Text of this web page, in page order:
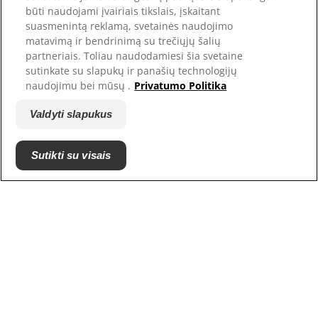
Jeigu konkrečiai nenurodyta kitaip, šioje svetainėje
naudojamas prekės ženklo simbolis ™ reiškia Hill's
Pet Nutrition, Inc. priklausančius prekės ženklus.
Jūsų naudojimuisi šios svetainės turiniu taikomos
būti naudojami įvairiais tikslais, įskaitant
suasmenintą reklamą, svetainės naudojimo
matavimą ir bendrinimą su trečiųjų šalių
partneriais. Toliau naudodamiesi šia svetaine
sutinkate su slapukų ir panašių technologijų
naudojimu bei mūsų . Privatumo Politika
Valdyti slapukus
Sutikti su visais